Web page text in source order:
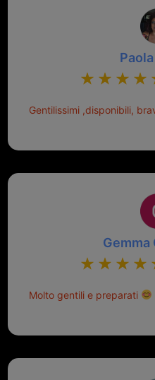
Gentilissimi ,disponibili,
Gemma
Molto gentili e preparati